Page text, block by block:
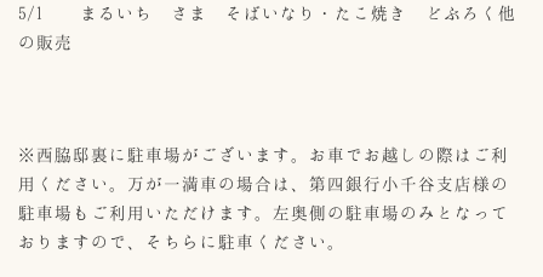
5/1 まるいち さま そばいなり・たこ焼き どぶろく他
の販売
※西脇邸裏に駐車場がございます。お車でお越しの際はご利
用ください。万が一満車の場合は、第四銀行小千谷支店様の
駐車場もご利用いただけます。左奥側の駐車場のみとなって
おりますので、そちらに駐車ください。